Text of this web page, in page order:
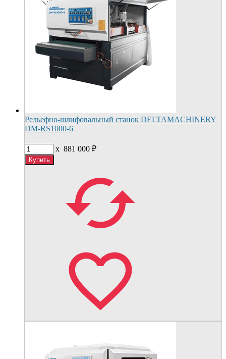
Рельефно-шлифовальный станок DELTAMACHINERY
DM-RS1000-6
x 881 000 ₽